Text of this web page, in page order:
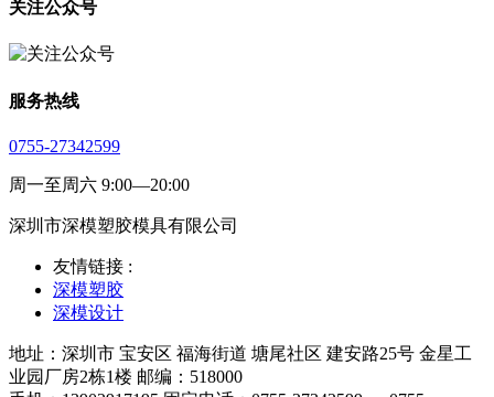
关注公众号
服务热线
0755-27342599
周一至周六 9:00—20:00
深圳市深模塑胶模具有限公司
友情链接 :
深模塑胶
深模设计
地址：深圳市 宝安区 福海街道 塘尾社区 建安路25号 金星工
业园厂房2栋1楼 邮编：518000